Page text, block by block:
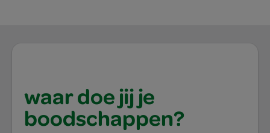
waar doe jij je
boodschappen?